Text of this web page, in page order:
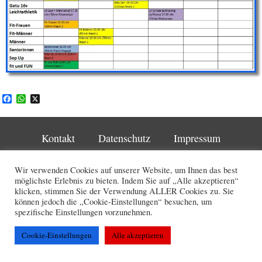
FacebookWhatsApp
Kontakt Datenschutz Impressum
Copyright © 2026 Turnverein Schaan
Wir verwenden Cookies auf unserer Website, um Ihnen das best
möglichste Erlebnis zu bieten. Indem Sie auf „Alle akzeptieren“
klicken, stimmen Sie der Verwendung ALLER Cookies zu. Sie
können jedoch die „Cookie-Einstellungen“ besuchen, um
spezifische Einstellungen vorzunehmen.
Cookie-Einstellungen Alle akzeptieren